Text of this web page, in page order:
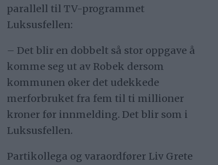
parallell til TV-programmet
Luksusfellen:
– Det blir en dobbelt så stor oppgave å
komme seg ut av Robek dersom
kommunen øker det udekkede
merforbruket fra fem til ti millioner
kroner før innmelding. Det blir som i
Luksusfellen.
Partikollega og varaordfører Liv Grete